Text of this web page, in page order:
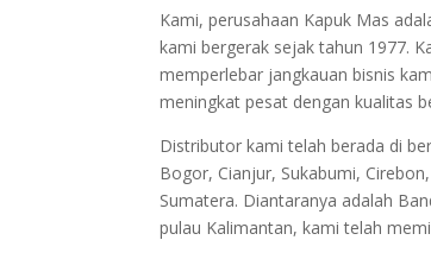
Kami, perusahaan Kapuk Mas
kami bergerak sejak tahun 1977.
memperlebar jangkauan bisnis
meningkat pesat dengan kualitas
Distributor kami telah berada di
Bogor, Cianjur, Sukabumi,
Sumatera. Diantaranya adalah
pulau Kalimantan, kami telah